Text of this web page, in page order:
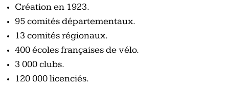
Création en 1923.
95 comités départementaux.
13 comités régionaux.
400 écoles françaises de vélo.
3 000 clubs.
120 000 licenciés.